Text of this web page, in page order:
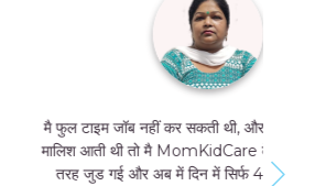
कर सकती थी, और मुझे मां और बच्चे की
मै MomKidCare के साथ फ्रीलांसर की
अब में दिन में सिर्फ 4 घंटे काम करके भी